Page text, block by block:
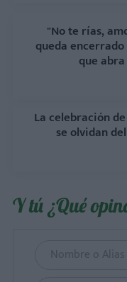
"No te rías,
queda
que
La celebración
se olvidan
Y tú ¿Qué